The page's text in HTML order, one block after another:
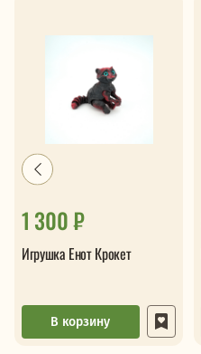
1 300 ₽
Игрушка Енот Крокет
В корзину